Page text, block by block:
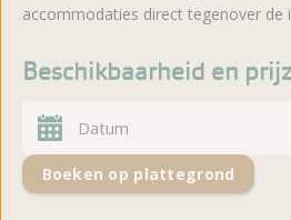
accommodaties direct tegenover de
Beschikbaarheid en
Boeken op plattegrond